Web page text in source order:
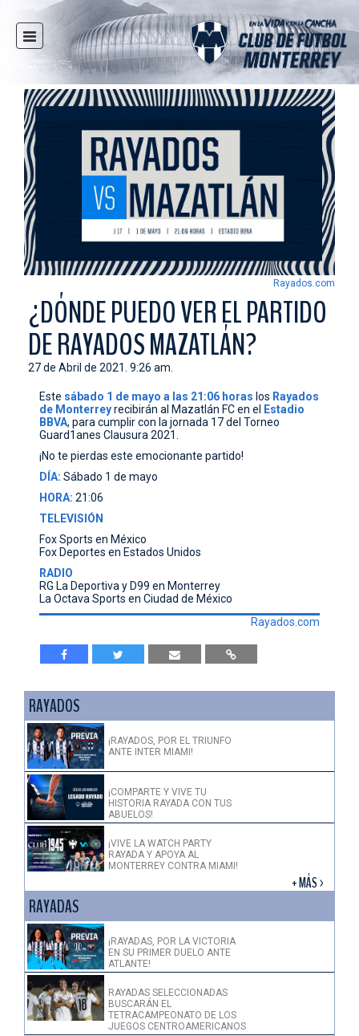
INICIO
NOTICIAS
CLUB
MULTIMEDIA
RAYADOS
RAYADAS
FUERZAS BÁSICAS
RESPONSABILIDAD SOCIAL
TAQUILLA
TIENDA
ESTADIO
PRENSA
Rayados.com
¿DÓNDE PUEDO VER EL PARTIDO
DE RAYADOS MAZATLÁN?
27 de Abril de 2021. 9:26 am.
Este sábado 1 de mayo a las 21:06 horas los Rayados
de Monterreyrecibirán al Mazatlán FC en el
Estadio
BBVA, para cumplir con la jornada 17 del Torneo
Guard1anes Clausura 2021.
¡No te pierdas este emocionante partido!
DÍA: Sábado 1 de mayo
HORA: 21:06
TELEVISIÓN
Fox Sports en México
Fox Deportes en Estados Unidos
RADIO
RG La Deportiva y D99 en Monterrey
La Octava Sports en Ciudad de México
Rayados.com
RAYADOS
¡RAYADOS, POR EL TRIUNFO
ANTE INTER MIAMI!
¡COMPARTE Y VIVE TU
HISTORIA RAYADA CON TUS
ABUELOS!
¡VIVE LA WATCH PARTY
RAYADA Y APOYA AL
MONTERREY CONTRA MIAMI!
+ MÁS >
RAYADAS
¡RAYADAS, POR LA VICTORIA
EN SU PRIMER DUELO ANTE
ATLANTE!
RAYADAS SELECCIONADAS
BUSCARÁN EL
TETRACAMPEONATO DE LOS
JUEGOS CENTROAMERICANOS